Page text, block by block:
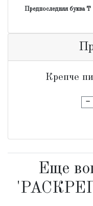
Предпоследняя буква Т
Крепче
-
Еще